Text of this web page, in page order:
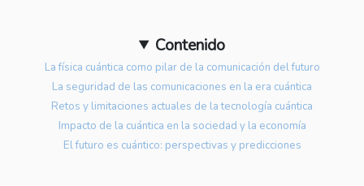
Contenido
La física cuántica como pilar de la comunicación del futuro
La seguridad de las comunicaciones en la era cuántica
Retos y limitaciones actuales de la tecnología cuántica
Impacto de la cuántica en la sociedad y la economía
El futuro es cuántico: perspectivas y predicciones